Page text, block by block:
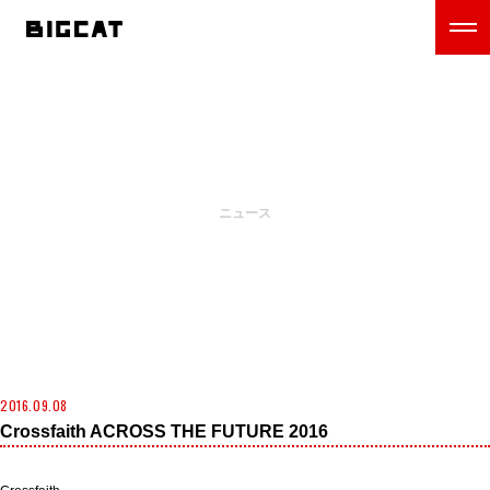
ニュース
2016.09.08
Crossfaith ACROSS THE FUTURE 2016